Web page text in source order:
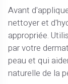
Avant
nettoyer et
appropriée.
par votre
peau et qui
naturelle de la